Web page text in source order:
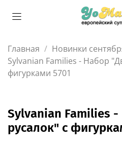
Главная Новинки
Sylvanian Families - Набор
фигурками 5701
Sylvanian Families
русалок" с